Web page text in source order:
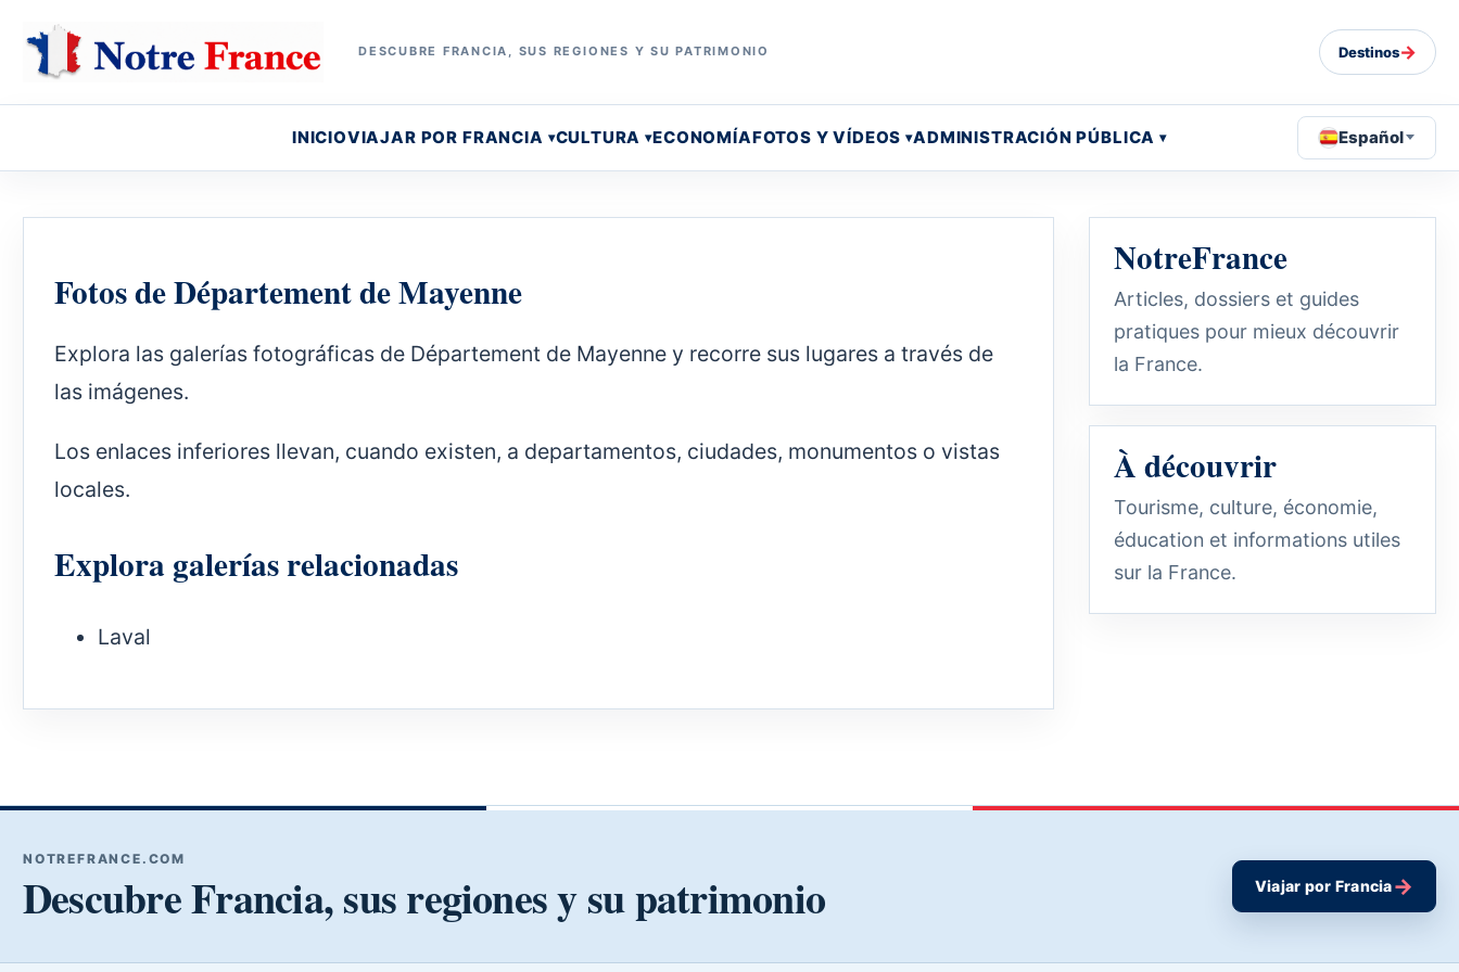
DESCUBRE FRANCIA, SUS REGIONES Y SU PATRIMONIO Destinos→
INICIOVIAJAR POR FRANCIA CULTURA ECONOMÍAFOTOS Y VÍDEOS ADMINISTRACIÓN PÚBLICA Español
Fotos de Département de Mayenne
Explora las galerías fotográficas de Département de Mayenne y recorre sus lugares a través de
las imágenes.
Los enlaces inferiores llevan, cuando existen, a departamentos, ciudades, monumentos o vistas
locales.
Explora galerías relacionadas
Laval
NotreFrance
Articles, dossiers et guides
pratiques pour mieux découvrir
la France.
À découvrir
Tourisme, culture, économie,
éducation et informations utiles
sur la France.
NOTREFRANCE.COM
Descubre Francia, sus regiones y su patrimonio Viajar por Francia→